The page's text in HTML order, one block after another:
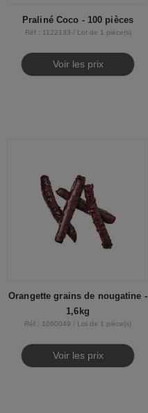
Praliné Coco - 100 pièces
Réf : 1122133 / Lot de 1 pièce(s)
Voir les prix
Orangette grains de nougatine -
1,6kg
Réf : 1060049 / Lot de 1 pièce(s)
Voir les prix